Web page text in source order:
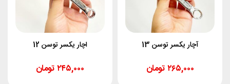
آچار یکسر توسن 13
تومان۲۶۵,۰۰۰
اچار یکسر توسن 12
تومان۲۴۵,۰۰۰